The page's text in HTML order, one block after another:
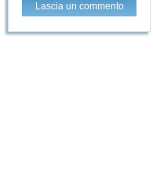
Lascia un commento